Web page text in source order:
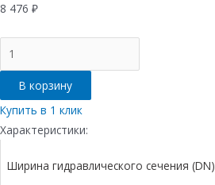
8 476 ₽
товара
Лоток
водоотводный
бетонный
коробчатый
(СО300
В корзину
Купить в 1 клик
Характеристики:
Ширина гидравлического сечения (DN)